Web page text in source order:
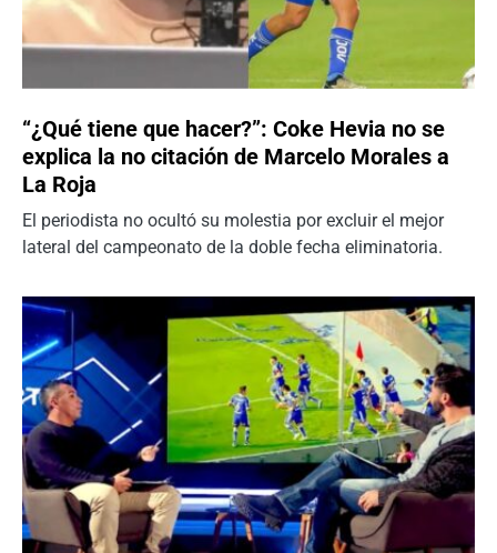
“¿Qué tiene que hacer?”: Coke Hevia no se
explica la no citación de Marcelo Morales a
La Roja
El periodista no ocultó su molestia por excluir el mejor
lateral del campeonato de la doble fecha eliminatoria.